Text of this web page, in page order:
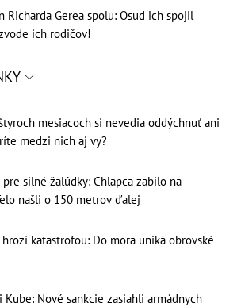
Richarda Gerea spolu: Osud ich spojil
ich rodičov!
mesiacoch si nevedia oddýchnuť ani
medzi nich aj vy?
silné žalúdky: Chlapca zabilo na
našli o 150 metrov ďalej
katastrofou: Do mora uniká obrovské
Nové sankcie zasiahli armádnych